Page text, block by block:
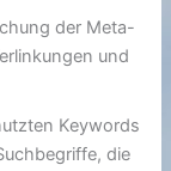
der Meta-
und
Keywords
die